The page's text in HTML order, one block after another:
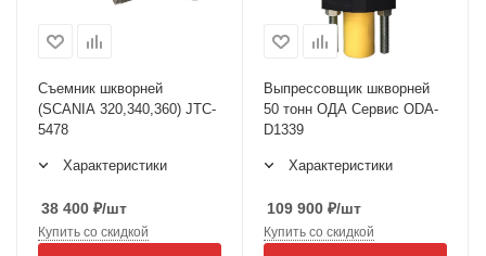
Съемник шкворней
(SCANIA 320,340,360) JTC-
5478
Характеристики
38 400 ₽/шт
Купить со скидкой
Выпрессовщик шкворней
50 тонн ОДА Сервис ODA-
D1339
Характеристики
109 900 ₽/шт
Купить со скидкой